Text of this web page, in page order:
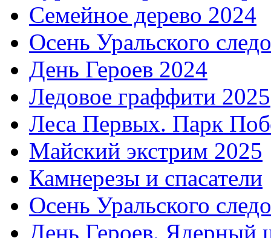
Семейное дерево 2024
Осень Уральского
День Героев 2024
Ледовое граффити 2025
Леса Первых. Парк
Майский экстрим 2025
Камнерезы и спасатели
Осень Уральского
День Героев. Ядерный